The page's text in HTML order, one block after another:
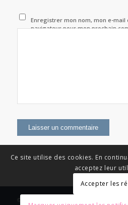
Enregistrer mon nom, mon e-mail
navigateur pour mon prochain
© Copyright - News Nouvelle Acropole -
Ce site utilise des cookies. En
acceptez leur
Accepter les